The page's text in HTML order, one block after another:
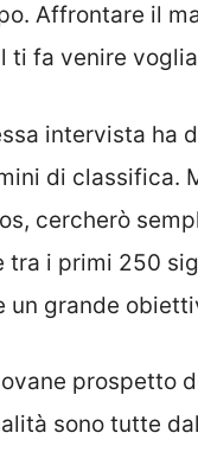
Affrontare il
ti fa venire
intervista ha
di classifica.
cercherò
tra i primi 250
grande
prospetto
sono tutte